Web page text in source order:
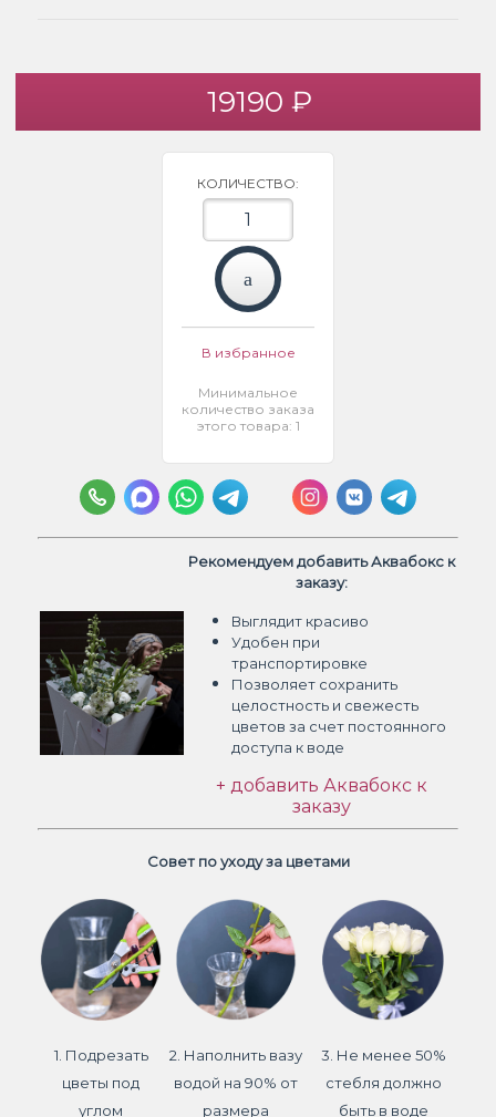
19190 ₽
КОЛИЧЕСТВО:
В избранное
Минимальное
количество заказа
этого товара: 1
Рекомендуем добавить Аквабокс к
заказу:
Выглядит красиво
Удобен при
транспортировке
Позволяет сохранить
целостность и свежесть
цветов за счет постоянного
доступа к воде
+ добавить Аквабокс к
заказу
Совет по уходу за цветами
1. Подрезать
цветы под
углом
2. Наполнить вазу
водой на 90% от
размера
3. Не менее 50%
стебля должно
быть в воде